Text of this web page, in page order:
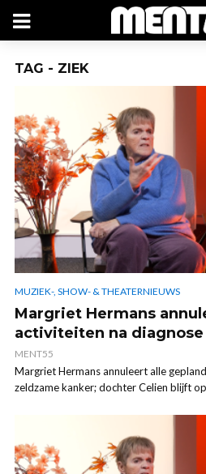
TAG - ZIEK
MUZIEK-, SHOW- & THEATERNIEUWS
Margriet Hermans
activiteiten na
MENT55
Margriet Hermans annuleert alle
zeldzame kanker; dochter Celien blijft